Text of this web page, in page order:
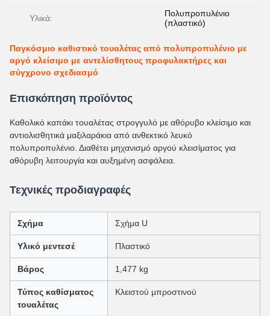
Υλικά:
Πολυπροπυλένιο
(πλαστικό)
Παγκόσμιο καθιστικό τουαλέτας από πολυπροπυλένιο με
αργό κλείσιμο με αντελίσθητους προφυλακτήρες και
σύγχρονο σχεδιασμό
Επισκόπηση προϊόντος
Καθολικό καπάκι τουαλέτας στρογγυλό με αθόρυβο κλείσιμο και
αντιολισθητικά μαξιλαράκια από ανθεκτικό λευκό
πολυπροπυλένιο. Διαθέτει μηχανισμό αργού κλεισίματος για
αθόρυβη λειτουργία και αυξημένη ασφάλεια.
Τεχνικές προδιαγραφές
Σχήμα Σχήμα U
Υλικό μεντεσέ Πλαστικό
Βάρος 1,477 kg
Τύπος καθίσματος
τουαλέτας
Κλειστού μπροστινού